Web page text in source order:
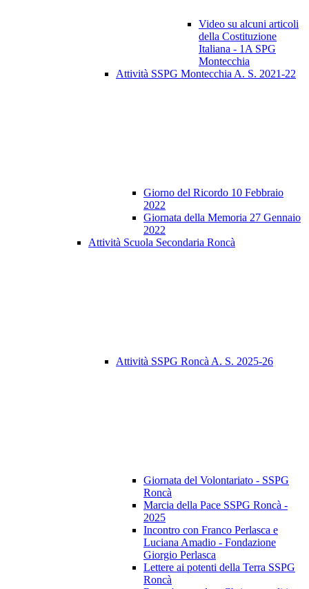
Video su alcuni articoli
della Costituzione
Italiana - 1A SPG
Montecchia
Attività SSPG Montecchia A. S. 2021-22
Giorno del Ricordo 10 Febbraio
2022
Giornata della Memoria 27 Gennaio
2022
Attività Scuola Secondaria Roncà
Attività SSPG Roncà A. S. 2025-26
Giornata del Volontariato - SSPG
Roncà
Marcia della Pace SSPG Roncà -
2025
Incontro con Franco Perlasca e
Luciana Amadio - Fondazione
Giorgio Perlasca
Lettere ai potenti della Terra SSPG
Roncà